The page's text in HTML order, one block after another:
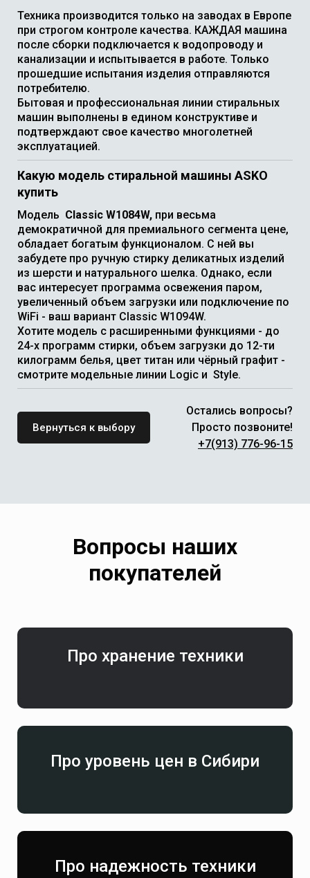
Техника производится только на заводах в Европе
при строгом контроле качества. КАЖДАЯ машина
после сборки подключается к водопроводу и
канализации и испытывается в работе. Только
прошедшие испытания изделия отправляются
потребителю.
Бытовая и профессиональная линии стиральных
машин выполнены в едином конструктиве и
подтверждают свое качество многолетней
эксплуатацией.
Какую модель стиральной машины ASKO
купить
Модель Classic W1084W, при весьма
демократичной для премиального сегмента цене,
обладает богатым функционалом. С ней вы
забудете про ручную стирку деликатных изделий
из шерсти и натурального шелка. Однако, если
вас интересует программа освежения паром,
увеличенный объем загрузки или подключение по
WiFi - ваш вариант Classic W1094W.
Хотите модель с расширенными функциями - до
24-х программ стирки, объем загрузки до 12-ти
килограмм белья, цвет титан или чёрный графит -
смотрите модельные линии Logic и Style.
Вернуться к выбору
Остались вопросы?
Просто позвоните!
+7(913) 776-96-15
Вопросы наших
покупателей
Про хранение техники
Про уровень цен в Сибири
Про надежность техники